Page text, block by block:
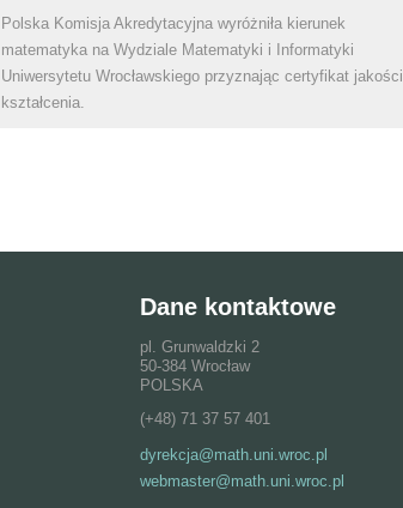
Polska Komisja Akredytacyjna wyróżniła kierunek
matematyka na Wydziale Matematyki i Informatyki
Uniwersytetu Wrocławskiego przyznając certyfikat jakości
kształcenia.
Dane kontaktowe
pl. Grunwaldzki 2
50-384 Wrocław
POLSKA
(+48) 71 37 57 401
dyrekcja@math.uni.wroc.pl
webmaster@math.uni.wroc.pl